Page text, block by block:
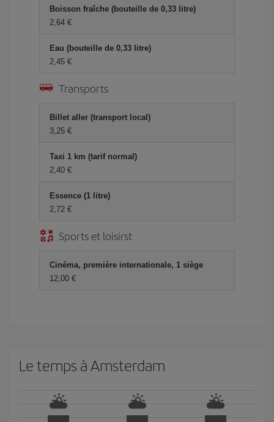
Boisson fraîche (bouteille de 0,33 litre)
2,64 €
Eau (bouteille de 0,33 litre)
2,45 €
Transports
Billet aller (transport local)
3,25 €
Taxi 1 km (tarif normal)
2,40 €
Essence (1 litre)
2,72 €
Sports et loisirst
Cinéma, première internationale, 1 siège
12,00 €
Le temps à Amsterdam